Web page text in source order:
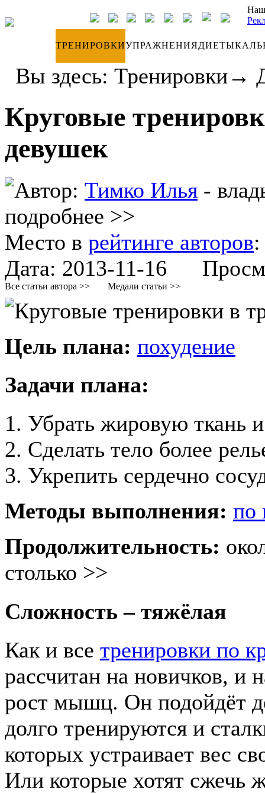
ТРЕНИРОВКИУПРАЖНЕНИЯДИЕТЫ
Вы здесь: Тренировки→
Круговые
девушек
Автор: Тимко Илья -
подробнее >>
Место в рейтинге авторов
Дата: 2013-11-16
Все статьи автора >> Медали статьи >>
Цель плана: похудение
Задачи плана:
1. Убрать жировую ткань
2. Сделать тело более
3. Укрепить сердечно
Методы выполнения: по
Продолжительность:
столько >>
Сложность – тяжёлая
Как и все тренировки по
рассчитан на новичков, и
рост мышц. Он подойдёт
долго тренируются и
которых устраивает вес
Или которые хотят сжечь